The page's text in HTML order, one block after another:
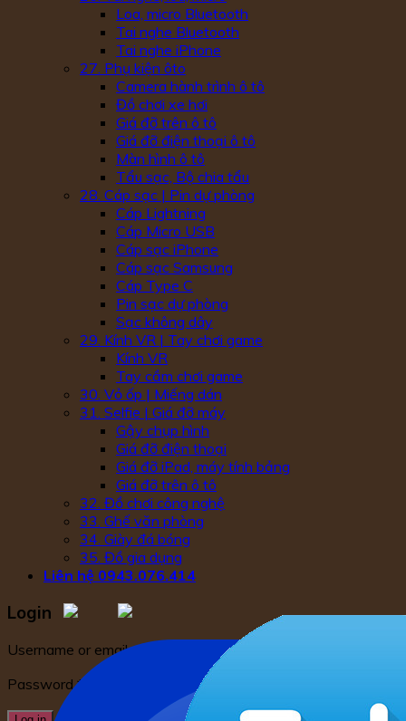
Loa, micro Bluetooth
Tai nghe Bluetooth
Tai nghe iPhone
27. Phụ kiện ôto
Camera hành trình ô tô
Đồ chơi xe hơi
Giá đỡ trên ô tô
Giá đỡ điện thoại ô tô
Màn hình ô tô
Tẩu sạc, Bộ chia tẩu
28. Cáp sạc | Pin dự phòng
Cáp Lightning
Cáp Micro USB
Cáp sạc iPhone
Cáp sạc Samsung
Cáp Type C
Pin sạc dự phòng
Sạc không dây
29. Kính VR | Tay chơi game
Kính VR
Tay cầm chơi game
30. Vỏ ốp | Miếng dán
31. Selfie | Giá đỡ máy
Gậy chụp hình
Giá đỡ điện thoại
Giá đỡ iPad, máy tính bảng
Giá đỡ trên ô tô
32. Đồ chơi công nghệ
33. Ghế văn phòng
34. Giày đá bóng
35. Đồ gia dụng
Liên hệ 0943.076.414
Login
Username or email address
Password*